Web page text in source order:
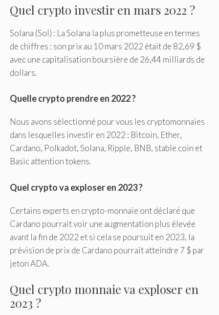
Quel crypto investir en mars 2022 ?
Solana (Sol) : La Solana la plus prometteuse en termes
de chiffres : son prix au 10 mars 2022 était de 82,69 $
avec une capitalisation boursière de 26,44 milliards de
dollars.
Quelle crypto prendre en 2022 ?
Nous avons sélectionné pour vous les cryptomonnaies
dans lesquelles investir en 2022 : Bitcoin, Ether,
Cardano, Polkadot, Solana, Ripple, BNB, stable coin et
Basic attention tokens.
Quel crypto va exploser en 2023 ?
Certains experts en crypto-monnaie ont déclaré que
Cardano pourrait voir une augmentation plus élevée
avant la fin de 2022 et si cela se poursuit en 2023, la
prévision de prix de Cardano pourrait atteindre 7 $ par
jeton ADA.
Quel crypto monnaie va exploser en
2023 ?